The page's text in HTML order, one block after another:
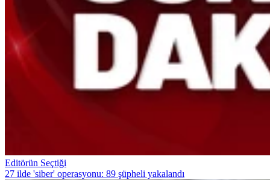
Editörün Seçtiği
27 ilde 'siber' operasyonu: 89 şüpheli yakalandı